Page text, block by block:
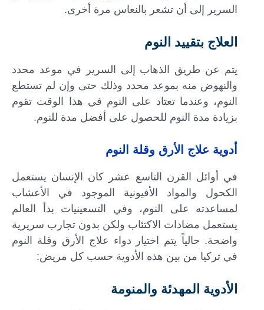
السرير إلى أن تشعر بالنعاس مرة أخرى.
العلاج بتقييد النوم
يتم عن طريق الذهاب إلى السرير في موعد محدد
والنهوض منه بموعد محدد وذلك حتى وإن لم تستطع
النوم، وعندما تعتاد على النوم في هذا الوقت تقوم
بزيادة مدة النوم للحصول على أفضل مدة للنوم.
أدوية علاج الأرق وقلة النوم
في أوائل القرن التاسع عشر كان الإنسان يستعمل
الكحول والمواد الأفيونية الموجود في الأعشاب
لمساعدته على النوم، وفي التسعينيات بدأ العالم
يستعمل مضادات الاكتئاب ولكن بدون تجارب سريرية
واضحة. حالياً يتم اختيار دواء علاج الأرق وقلة النوم
في تركيا من بين هذه الأدوية حسب كل مريض:
الأدوية المهدئة والمنومة